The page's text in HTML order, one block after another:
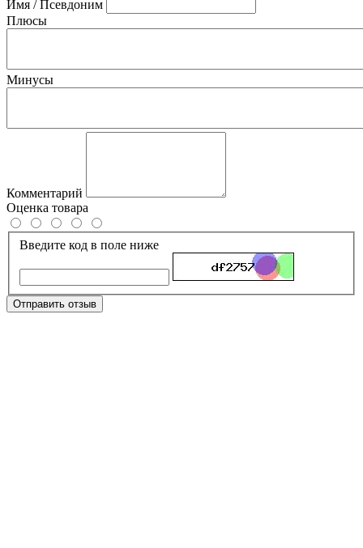
Имя / Псевдоним
Плюсы
Минусы
Комментарий
Оценка товара
Введите код в поле ниже
Отправить отзыв